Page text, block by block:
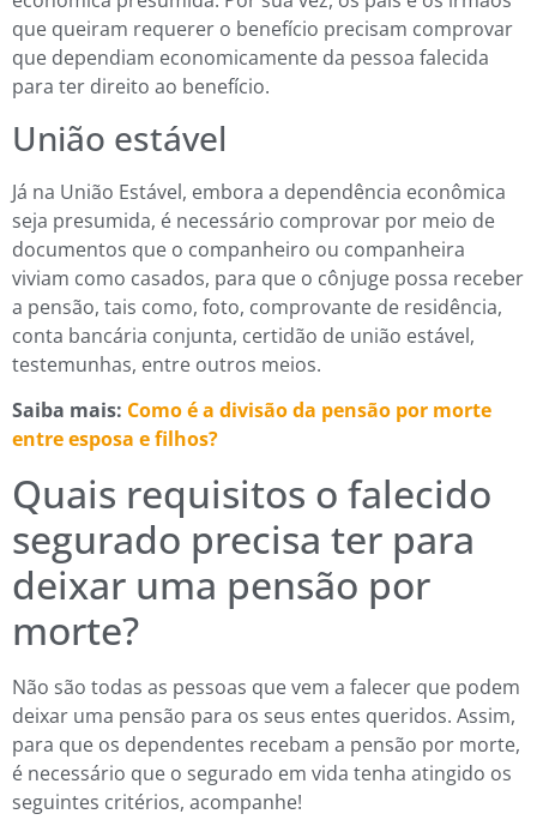
que queiram requerer o benefício precisam comprovar
que dependiam economicamente da pessoa falecida
para ter direito ao benefício.
União estável
Já na União Estável, embora a dependência econômica
seja presumida, é necessário comprovar por meio de
documentos que o companheiro ou companheira
viviam como casados, para que o cônjuge possa receber
a pensão, tais como, foto, comprovante de residência,
conta bancária conjunta, certidão de união estável,
testemunhas, entre outros meios.
Saiba mais: Como é a divisão da pensão por morte
entre esposa e filhos?
Quais requisitos o falecido
segurado precisa ter para
deixar uma pensão por
morte?
Não são todas as pessoas que vem a falecer que podem
deixar uma pensão para os seus entes queridos. Assim,
para que os dependentes recebam a pensão por morte,
é necessário que o segurado em vida tenha atingido os
seguintes critérios, acompanhe!